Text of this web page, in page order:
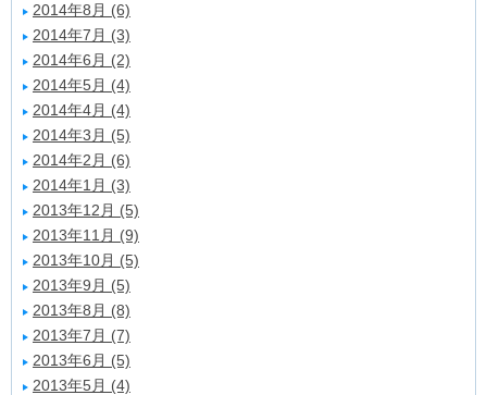
2014年8月 (6)
2014年7月 (3)
2014年6月 (2)
2014年5月 (4)
2014年4月 (4)
2014年3月 (5)
2014年2月 (6)
2014年1月 (3)
2013年12月 (5)
2013年11月 (9)
2013年10月 (5)
2013年9月 (5)
2013年8月 (8)
2013年7月 (7)
2013年6月 (5)
2013年5月 (4)